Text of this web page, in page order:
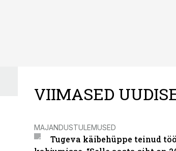
VIIMASED
MAJANDUSTULEMUSED
Tugeva käibehüppe teinud